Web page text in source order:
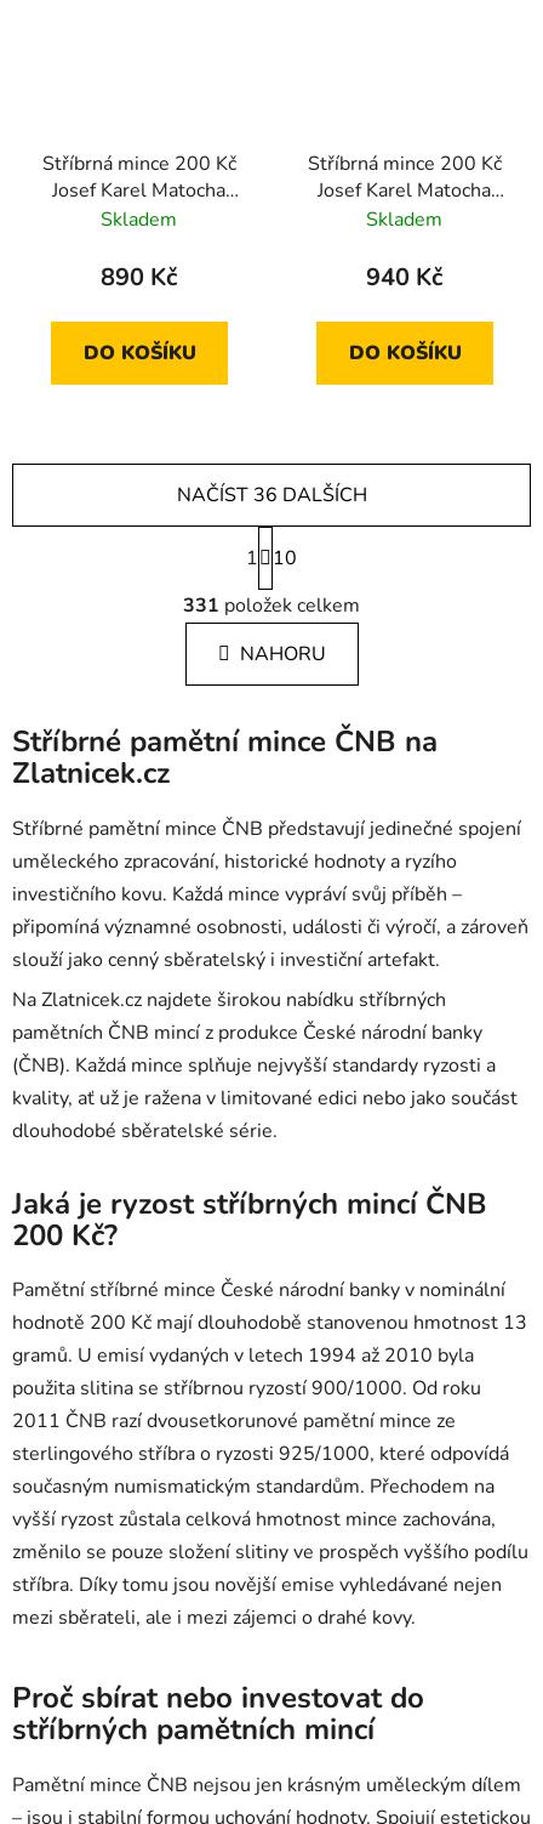
Stříbrná mince 200 Kč
Josef Karel Matocha
jmenován arcibiskupem
proof
Skladem
890 Kč
DO KOŠÍKU
Stříbrná mince 200 Kč
Josef Karel Matocha
jmenován arcibiskupem
standard
Skladem
940 Kč
DO KOŠÍKU
Ovládací prvky výpisu
NAČÍST 36 DALŠÍCH
Stránkování
1
10
331 položek celkem
NAHORU
Stříbrné pamětní mince ČNB na
Zlatnicek.cz
Stříbrné pamětní mince ČNB představují jedinečné spojení
uměleckého zpracování, historické hodnoty a ryzího
investičního kovu. Každá mince vypráví svůj příběh –
připomíná významné osobnosti, události či výročí, a zároveň
slouží jako cenný sběratelský i investiční artefakt.
Na Zlatnicek.cz najdete širokou nabídku stříbrných
pamětních ČNB mincí z produkce České národní banky
(ČNB). Každá mince splňuje nejvyšší standardy ryzosti a
kvality, ať už je ražena v limitované edici nebo jako součást
dlouhodobé sběratelské série.
Jaká je ryzost stříbrných mincí ČNB
200 Kč?
Pamětní stříbrné mince České národní banky v nominální
hodnotě 200 Kč mají dlouhodobě stanovenou hmotnost 13
gramů. U emisí vydaných v letech 1994 až 2010 byla
použita slitina se stříbrnou ryzostí 900/1000. Od roku
2011 ČNB razí dvousetkorunové pamětní mince ze
sterlingového stříbra o ryzosti 925/1000, které odpovídá
současným numismatickým standardům. Přechodem na
vyšší ryzost zůstala celková hmotnost mince zachována,
změnilo se pouze složení slitiny ve prospěch vyššího podílu
stříbra. Díky tomu jsou novější emise vyhledávané nejen
mezi sběrateli, ale i mezi zájemci o drahé kovy.
Proč sbírat nebo investovat do
stříbrných pamětních mincí
Pamětní mince ČNB nejsou jen krásným uměleckým dílem
– jsou i stabilní formou uchování hodnoty. Spojují estetickou